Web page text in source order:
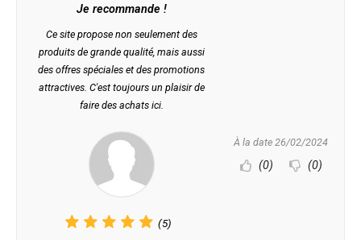
Je recommande !
Ce site propose non seulement des
produits de grande qualité, mais aussi
des offres spéciales et des promotions
attractives. C'est toujours un plaisir de
faire des achats ici.
(5)
À la date 26/02/2024
(0) (0)